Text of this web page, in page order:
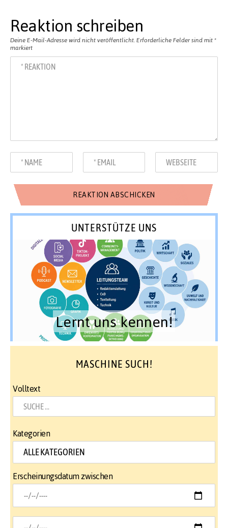
Reaktion schreiben
Deine E-Mail-Adresse wird nicht veröffentlicht. Erforderliche Felder sind mit *
markiert
UNTERSTÜTZE UNS
Lernt uns kennen!
MASCHINE SUCH!
Volltext
Kategorien
Erscheinungsdatum zwischen